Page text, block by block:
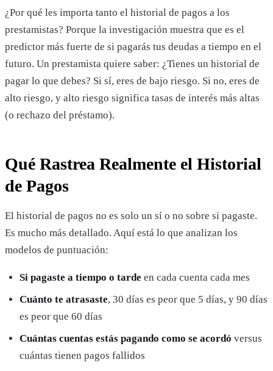
¿Por qué les importa tanto el historial de pagos a los
prestamistas? Porque la investigación muestra que es el
predictor más fuerte de si pagarás tus deudas a tiempo en el
futuro. Un prestamista quiere saber: ¿Tienes un historial de
pagar lo que debes? Si sí, eres de bajo riesgo. Si no, eres de
alto riesgo, y alto riesgo significa tasas de interés más altas
(o rechazo del préstamo).
Qué Rastrea Realmente el Historial
de Pagos
El historial de pagos no es solo un sí o no sobre si pagaste.
Es mucho más detallado. Aquí está lo que analizan los
modelos de puntuación:
Si pagaste a tiempo o tarde en cada cuenta cada mes
Cuánto te atrasaste, 30 días es peor que 5 días, y 90 días
es peor que 60 días
Cuántas cuentas estás pagando como se acordó versus
cuántas tienen pagos fallidos